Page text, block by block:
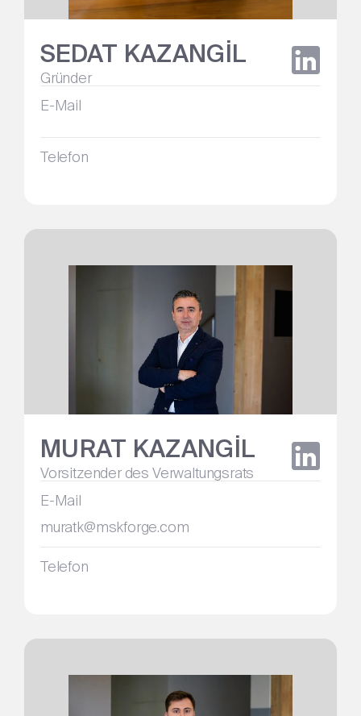
SEDAT KAZANGİL
Gründer
E-Mail
Telefon
MURAT KAZANGİL
Vorsitzender des Verwaltungsrats
E-Mail
muratk@mskforge.com
Telefon